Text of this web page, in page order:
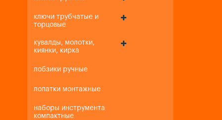
ключи трубчатые и
торцовые
кувалды, молотки,
киянки, кирка
лобзики ручные
лопатки монтажные
наборы инструмента
компактные